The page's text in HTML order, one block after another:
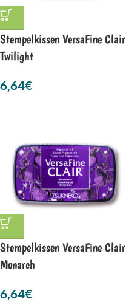
Stempelkissen VersaFine Clair
Twilight
6,64€
Stempelkissen VersaFine Clair
Monarch
6,64€